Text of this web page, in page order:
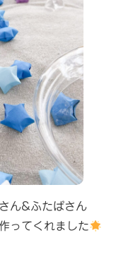
ん&ふたばさん
ってくれました